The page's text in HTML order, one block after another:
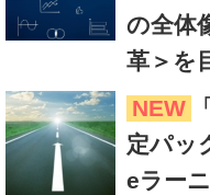
の全体
革＞を
NEW
定パッ
eラー